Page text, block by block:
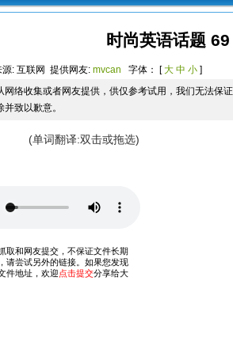
时尚英语话题 69
源: 互联网 提供网友: mvcan 字体： [大 中 小 ]
网络收集或者网友提供，供仅参考试用，我们无法保
致以歉意。
(单词翻译:双击或拖选)